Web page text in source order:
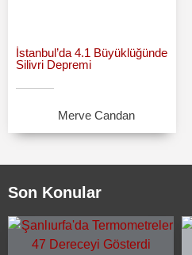
İstanbul’da 4.1 Büyüklüğünde
Silivri Depremi
Merve Candan
Son Konular